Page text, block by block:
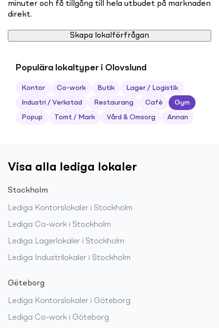
minuter och få tillgång till hela utbudet på marknaden
direkt.
Skapa lokalförfrågan
Populära lokaltyper i Olovslund
Kontor Co-work Butik Lager / Logistik
Industri / Verkstad Restaurang Café Gym
Popup Tomt / Mark Vård & Omsorg Annan
Visa alla lediga lokaler
Stockholm
Lediga Kontorslokaler i Stockholm
Lediga Co-work i Stockholm
Lediga Lagerlokaler i Stockholm
Lediga Industrilokaler i Stockholm
Göteborg
Lediga Kontorslokaler i Göteborg
Lediga Co-work i Göteborg